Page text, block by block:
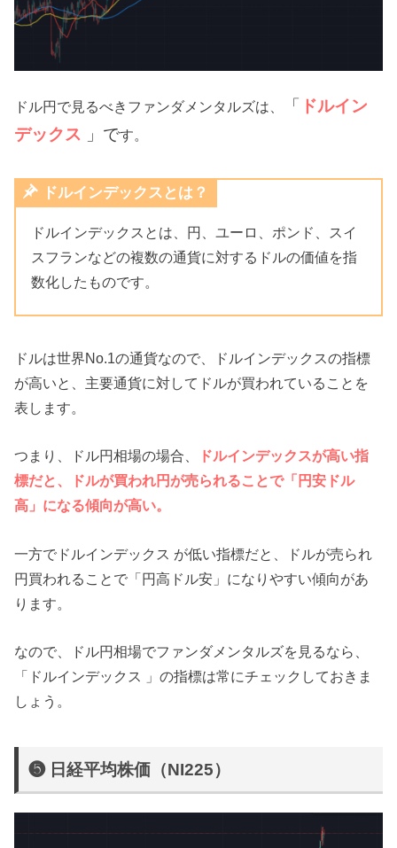
ドル円で見るべきファンダメンタルズは、 「
ドルイン
デックス 」です。
ドルインデックスとは？
ドルインデックスとは、円、ユーロ、ポンド、スイ
スフランなどの複数の通貨に対するドルの価値を指
数化したものです。
ドルは世界No.1の通貨なので、ドルインデックスの指標
が高いと、主要通貨に対してドルが買われていることを
表します。
つまり、ドル円相場の場合、
ドルインデックスが高い指
標だと、ドルが買われ円が売られることで「円安ドル
高」になる傾向が高い。
一方でドルインデックス が低い指標だと、ドルが売られ
円買われることで「円高ドル安」になりやすい傾向があ
ります。
なので、ドル円相場でファンダメンタルズを見るなら、
「ドルインデックス 」の指標は常にチェックしておきま
しょう。
❺ 日経平均株価（NI225）